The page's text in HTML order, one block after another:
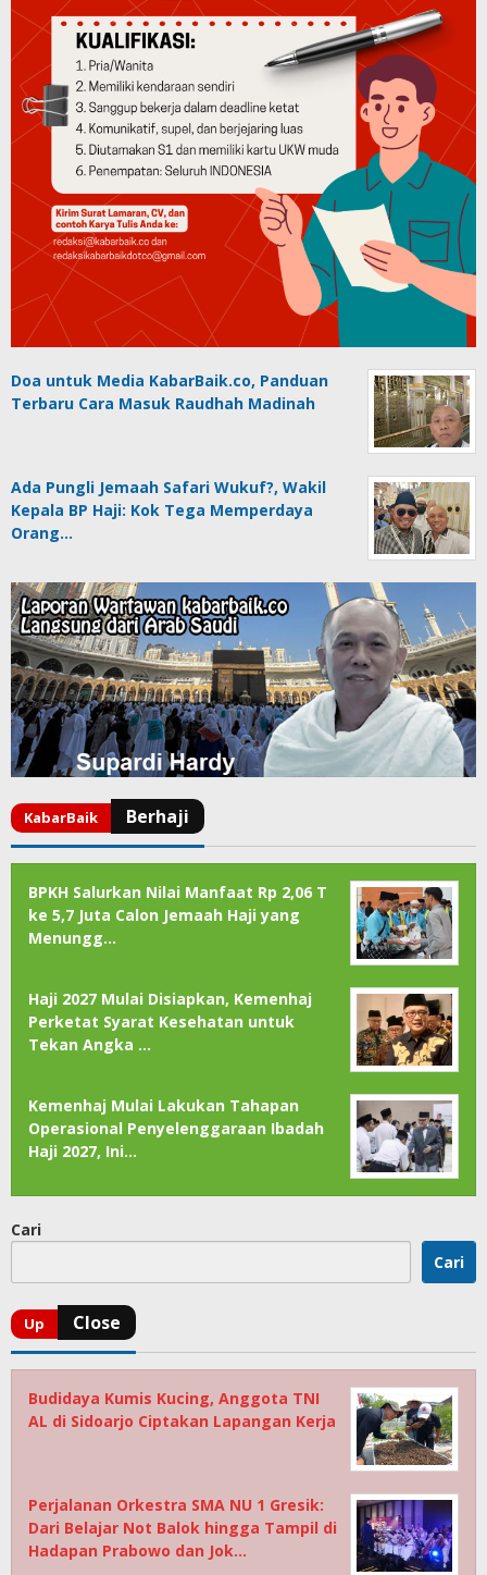
Doa untuk Media KabarBaik.co, Panduan
Terbaru Cara Masuk Raudhah Madinah
Ada Pungli Jemaah Safari Wukuf?, Wakil
Kepala BP Haji: Kok Tega Memperdaya
Orang…
BPKH Salurkan Nilai Manfaat Rp 2,06 T
ke 5,7 Juta Calon Jemaah Haji yang
Menungg…
Haji 2027 Mulai Disiapkan, Kemenhaj
Perketat Syarat Kesehatan untuk
Tekan Angka …
Kemenhaj Mulai Lakukan Tahapan
Operasional Penyelenggaraan Ibadah
Haji 2027, Ini…
Cari
Cari
Budidaya Kumis Kucing, Anggota TNI
AL di Sidoarjo Ciptakan Lapangan Kerja
Perjalanan Orkestra SMA NU 1 Gresik:
Dari Belajar Not Balok hingga Tampil di
Hadapan Prabowo dan Jok…